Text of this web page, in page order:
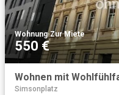
Wohnung·Zur Miete
550 €
Simsonplatz